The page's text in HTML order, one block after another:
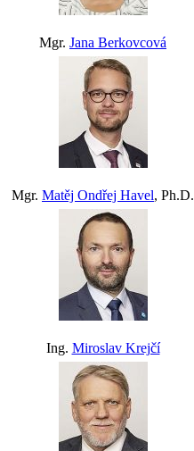
Mgr. Jana Berkovcová
Mgr. Matěj Ondřej Havel, Ph.D.
Ing. Miroslav Krejčí